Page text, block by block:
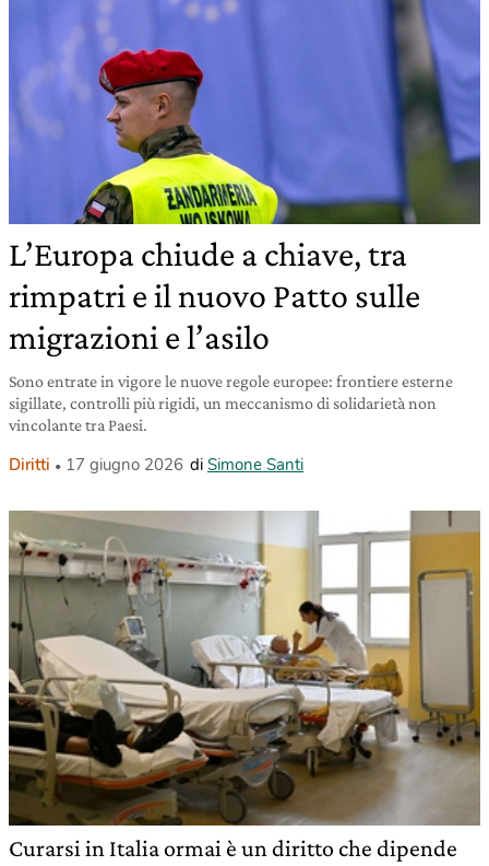
L’Europa chiude a chiave, tra
rimpatri e il nuovo Patto sulle
migrazioni e l’asilo
Sono entrate in vigore le nuove regole europee: frontiere esterne
sigillate, controlli più rigidi, un meccanismo di solidarietà non
vincolante tra Paesi.
Diritti 17 giugno 2026 di Simone Santi
Curarsi in Italia ormai è un diritto che dipende